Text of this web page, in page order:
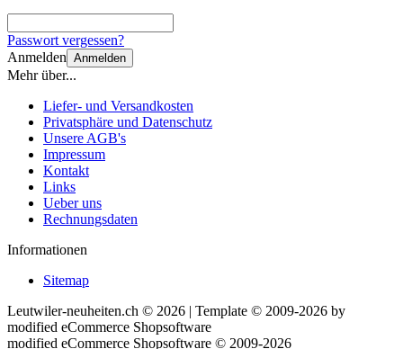
Passwort vergessen?
Anmelden Anmelden
Mehr über...
Liefer- und Versandkosten
Privatsphäre und Datenschutz
Unsere AGB's
Impressum
Kontakt
Links
Ueber uns
Rechnungsdaten
Informationen
Sitemap
Leutwiler-neuheiten.ch © 2026 | Template © 2009-2026 by
modified eCommerce Shopsoftware
modified eCommerce Shopsoftware © 2009-2026